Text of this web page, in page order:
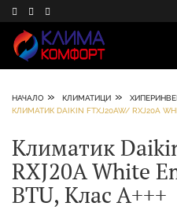
НАЧАЛО » КЛИМАТИЦИ »
КЛИМАТИК DAIKIN FTXJ20AW/ RXJ20A
Климатик
RXJ20A White
BTU, Клас А+++